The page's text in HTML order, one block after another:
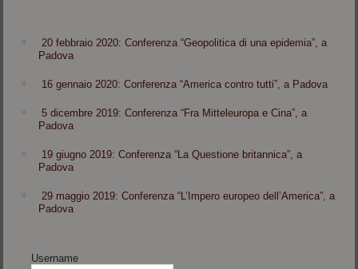
20 febbraio 2020: Conferenza “Geopolitica di una epidemia”, a
Padova
16 gennaio 2020: Conferenza “America contro tutti”, a Padova
5 dicembre 2019: Conferenza “Fra Mitteleuropa e Cina”, a
Padova
19 giugno 2019: Conferenza “La Questione britannica”, a
Padova
29 maggio 2019: Conferenza “L’Impero europeo dell’America”, a
Padova
Username